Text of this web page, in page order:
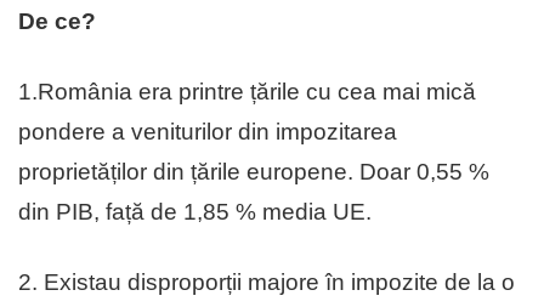
De ce?
1.România era printre țările cu cea mai mică
pondere a veniturilor din impozitarea
proprietăților din țările europene. Doar 0,55 %
din PIB, față de 1,85 % media UE.
2. Existau disproporții majore în impozite de la o